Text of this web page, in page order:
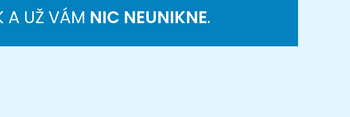
A UŽ VÁM NIC NEUNIKNE.